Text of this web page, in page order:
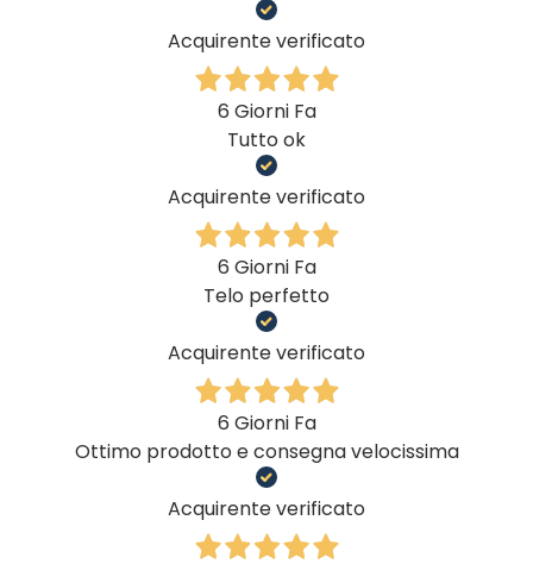
Acquirente verificato
6 Giorni Fa
Tutto ok
Acquirente verificato
6 Giorni Fa
Telo perfetto
Acquirente verificato
6 Giorni Fa
Ottimo prodotto e consegna velocissima
Acquirente verificato